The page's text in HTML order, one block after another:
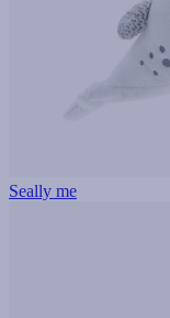
Seally me